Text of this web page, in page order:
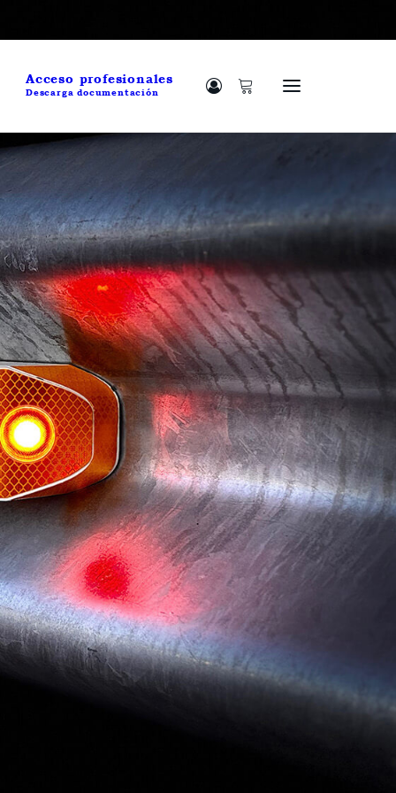
Acceso profesionales
Descarga documentación